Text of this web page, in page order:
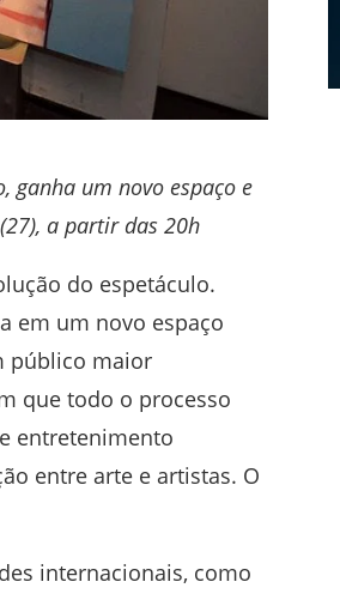
ganha um novo espaço e
a partir das 20h
do espetáculo.
em um novo espaço
público maior
que todo o processo
entretenimento
entre arte e artistas. O
internacionais, como